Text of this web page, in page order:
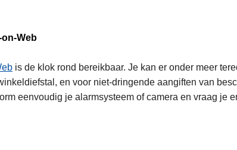
Web
is de klok rond bereikbaar. Je kan er onder meer
en voor niet-dringende aangiften van
eenvoudig je alarmsysteem of camera en vraag je